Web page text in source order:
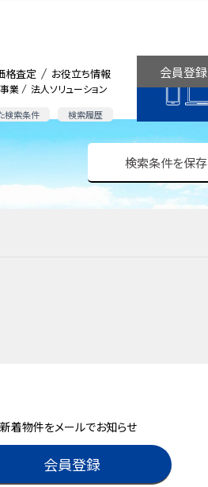
業 法人ソリューション
検索条件 検索履歴
格査定 お役立ち情報 会員登録
検索条件を保存
新着物件をメールでお知らせ
会員登録